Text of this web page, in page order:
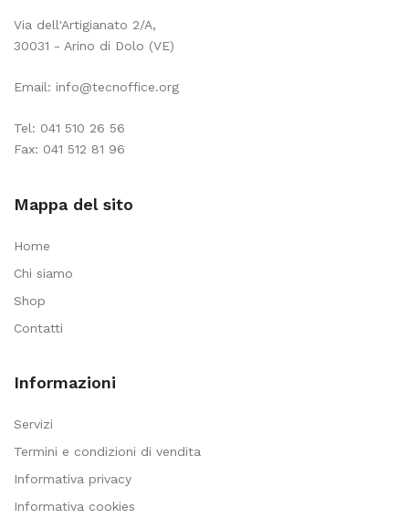
Via dell'Artigianato 2/A,
30031 - Arino di Dolo (VE)
Email: info@tecnoffice.org
Tel: 041 510 26 56
Fax: 041 512 81 96
Mappa del sito
Home
Chi siamo
Shop
Contatti
Informazioni
Servizi
Termini e condizioni di vendita
Informativa privacy
Informativa cookies